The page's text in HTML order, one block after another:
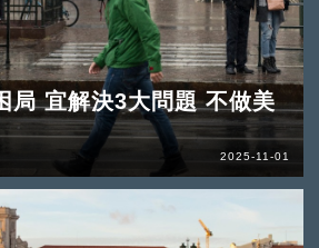
局 宜解決3大問題 不做美
2025-11-01